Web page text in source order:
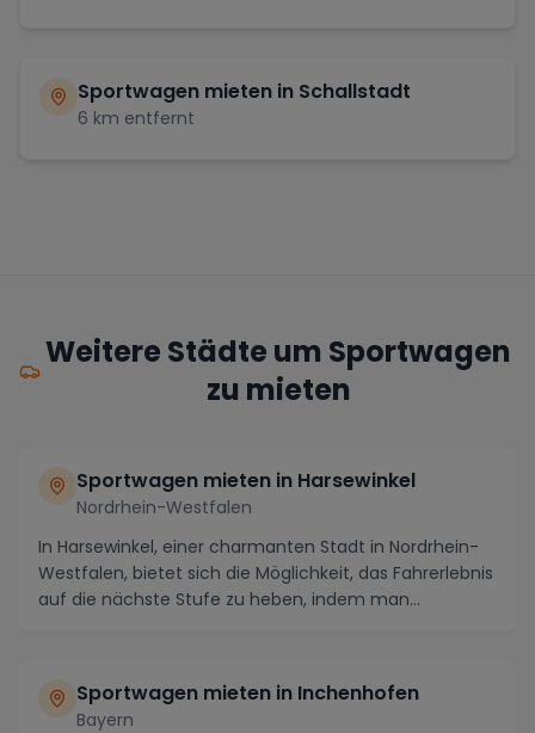
Sportwagen mieten in Schallstadt
6 km entfernt
Weitere Städte um Sportwagen
zu mieten
Sportwagen mieten in Harsewinkel
Nordrhein-Westfalen
In Harsewinkel, einer charmanten Stadt in Nordrhein-
Westfalen, bietet sich die Möglichkeit, das Fahrerlebnis
auf die nächste Stufe zu heben, indem man...
Sportwagen mieten in Inchenhofen
Bayern